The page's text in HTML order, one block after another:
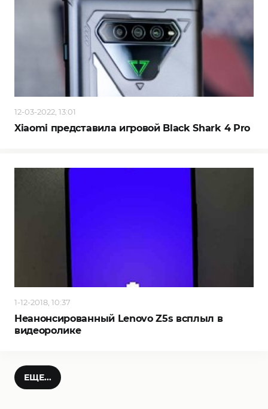
12-03-2022, 13:01
Xiaomi представила игровой Black Shark 4 Pro
1-12-2018, 10:37
Неанонсированный Lenovo Z5s всплыл в
видеоролике
ЕЩЕ...